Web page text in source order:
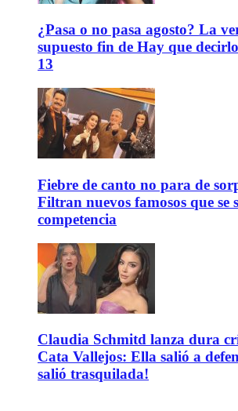
¿Pasa o no pasa agosto? La
supuesto fin de Hay que
13
Fiebre de canto no para de
Filtran nuevos famosos que se
competencia
Claudia Schmitd lanza dura
Cata Vallejos: Ella salió a
salió trasquilada!